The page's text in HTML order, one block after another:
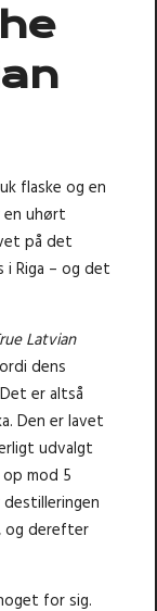
flaske og en
en uhørt
på det
i Riga – og det
Latvian
dens
er altså
Den er lavet
udvalgt
mod 5
og derefter
for sig.